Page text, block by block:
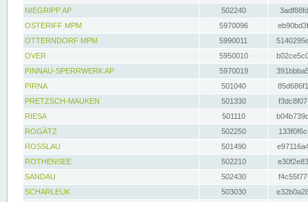
NIEGRIPP AP
502240
OSTERIFF MPM
5970096
OTTERNDORF MPM
5990011
OVER
5950010
PINNAU-SPERRWERK AP
5970019
PIRNA
501040
PRETZSCH-MAUKEN
501330
RIESA
501110
ROGÄTZ
502250
ROSSLAU
501490
ROTHENSEE
502210
SANDAU
502430
SCHARLEUK
503030